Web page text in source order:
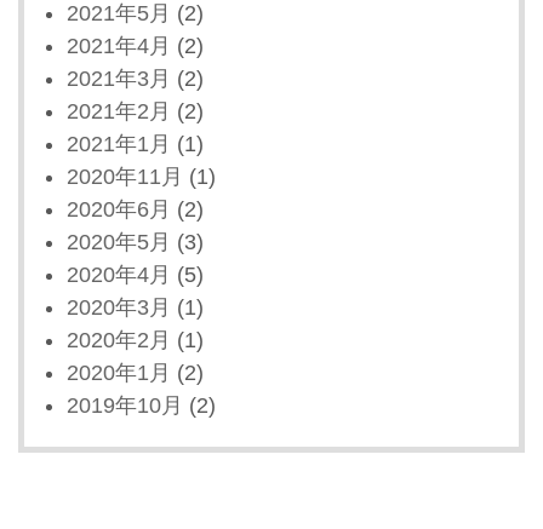
2021年5月 (2)
2021年4月 (2)
2021年3月 (2)
2021年2月 (2)
2021年1月 (1)
2020年11月 (1)
2020年6月 (2)
2020年5月 (3)
2020年4月 (5)
2020年3月 (1)
2020年2月 (1)
2020年1月 (2)
2019年10月 (2)